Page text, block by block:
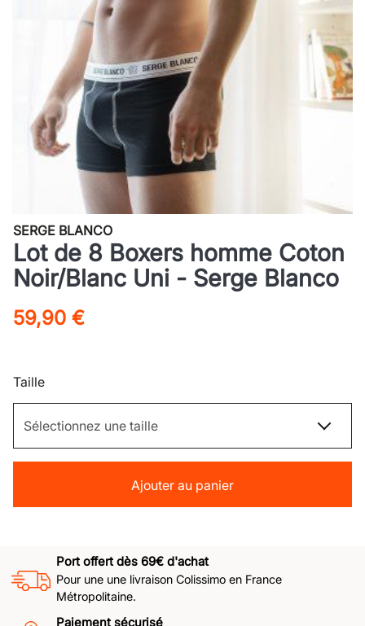
SERGE BLANCO
Lot de 8 Boxers homme Coton
Noir/Blanc Uni - Serge Blanco
59,90 €
Taille
Ajouter au panier
Port offert dès 69€ d'achat
Pour une une livraison Colissimo en France
Métropolitaine.
Paiement sécurisé